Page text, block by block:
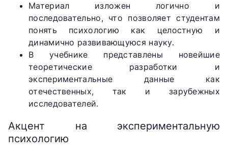
Материал изложен логично и
последовательно, что позволяет студентам
понять психологию как целостную и
динамично развивающуюся науку.
В учебнике представлены новейшие
теоретические разработки и
экспериментальные данные как
отечественных, так и зарубежных
исследователей.
Акцент на экспериментальную
психологию